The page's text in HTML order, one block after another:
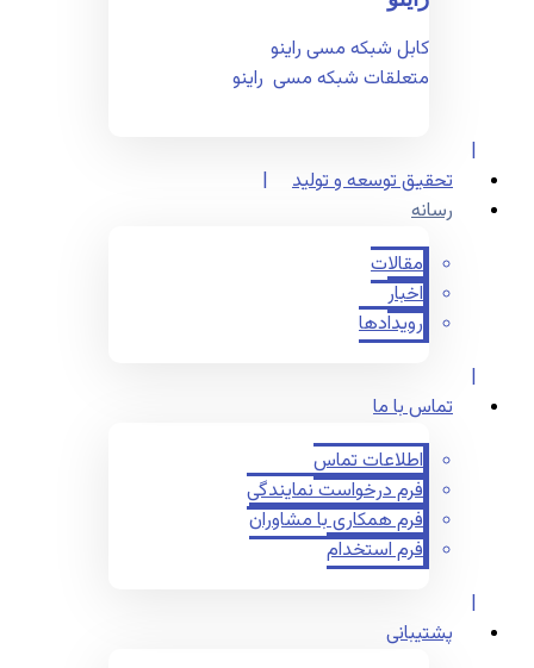
کابل شبکه مسی راینو
متعلقات شبکه مسی راینو
تحقیق توسعه و تولید
رسانه
مقالات
اخبار
رویدادها
تماس با ما
اطلاعات تماس
فرم درخواست نمایندگی
فرم همکاری با مشاوران
فرم استخدام
پشتیبانی